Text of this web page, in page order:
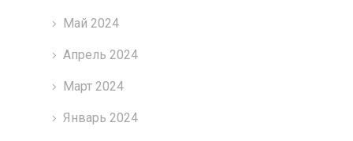
Май 2024
Апрель 2024
Март 2024
Январь 2024